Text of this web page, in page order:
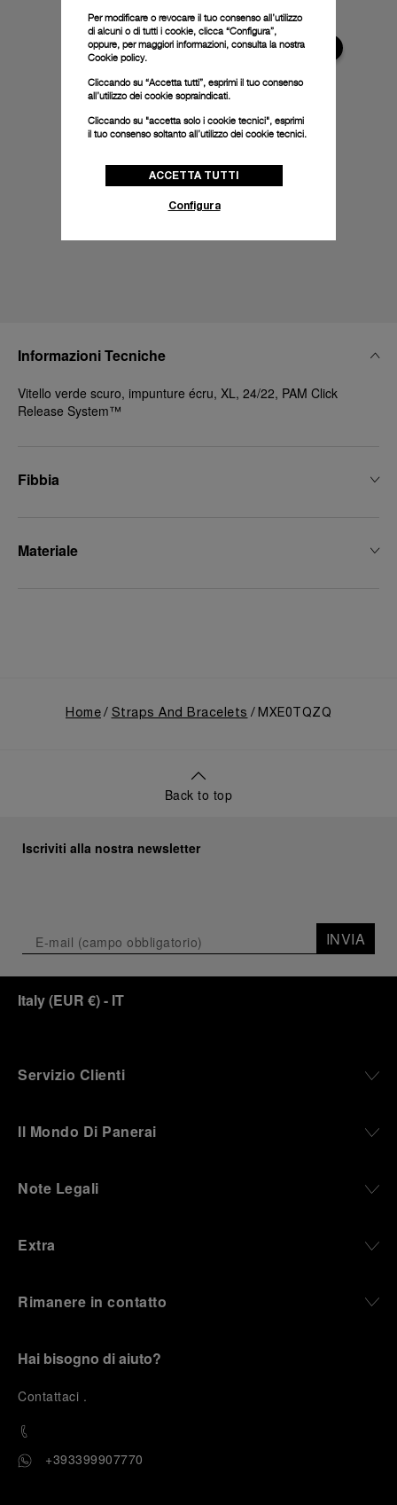
Informazioni Tecniche
Vitello verde scuro, impunture écru, XL, 24/22, PAM Click
Release System™
Fibbia
Materiale
Home Straps And Bracelets MXE0TQZQ
Back to top
Iscriviti alla nostra newsletter
INVIA
Italy(EUR €)- IT
Servizio Clienti
Il Mondo Di Panerai
Note Legali
Extra
Rimanere in contatto
Hai bisogno di aiuto?
Contattaci .
+393399907770
Per modificare o revocare il tuo consenso all’utilizzo
di alcuni o di tutti i cookie, clicca “Configura”,
oppure, per maggiori informazioni, consulta la nostra
Cookie policy.
Cliccando su “Accetta tutti”, esprimi il tuo consenso
all’utilizzo dei cookie sopraindicati.
Cliccando su "accetta solo i cookie tecnici", esprimi
il tuo consenso soltanto all’utilizzo dei cookie tecnici.
ACCETTA TUTTI
Configura